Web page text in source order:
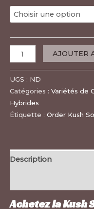
AJOUTER
UGS : ND
Catégories : Variétés de
Hybrides
Étiquette : Order Kush
Description
Achetez la Kush